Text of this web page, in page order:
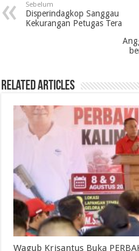
Sebelum
Disperindagkop Sanggau
Kekurangan Petugas Tera
Related Articles
Wagub Krisantus Buka